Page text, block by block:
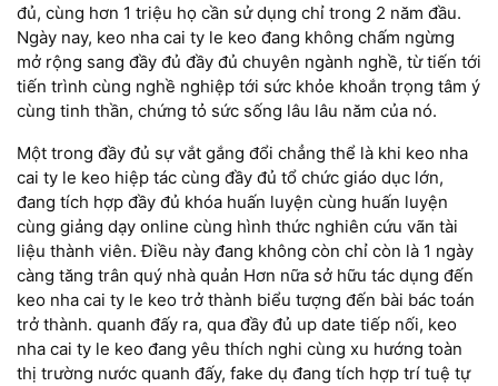
đủ, cùng hơn 1 triệu họ cần sử dụng chỉ trong 2 năm đầu.
Ngày nay, keo nha cai ty le keo đang không chấm ngừng
mở rộng sang đầy đủ đầy đủ chuyên ngành nghề, từ tiến tới
tiến trình cùng nghề nghiệp tới sức khỏe khoắn trọng tâm ý
cùng tinh thần, chứng tỏ sức sống lâu lâu năm của nó.
Một trong đầy đủ sự vắt gắng đổi chẳng thể là khi keo nha
cai ty le keo hiệp tác cùng đầy đủ tổ chức giáo dục lớn,
đang tích hợp đầy đủ khóa huấn luyện cùng huấn luyện
cùng giảng dạy online cùng hình thức nghiên cứu vãn tài
liệu thành viên. Điều này đang không còn chỉ còn là 1 ngày
càng tăng trân quý nhà quản Hơn nữa sở hữu tác dụng đến
keo nha cai ty le keo trở thành biểu tượng đến bài bác toán
trở thành. quanh đấy ra, qua đầy đủ up date tiếp nối, keo
nha cai ty le keo đang yêu thích nghi cùng xu hướng toàn
thị trường nước quanh đấy, fake dụ đang tích hợp trí tuệ tự